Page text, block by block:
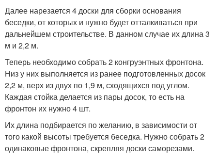
Далее нарезается 4 доски для сборки основания
беседки, от которых и нужно будет отталкиваться при
дальнейшем строительстве. В данном случае их длина 3
м и 2,2 м.
Теперь необходимо собрать 2 конгруэнтных фронтона.
Низ у них выполняется из ранее подготовленных досок
2,2 м, верх из двух по 1,9 м, сходящихся под углом.
Каждая стойка делается из пары досок, то есть на
фронтон их нужно 4 шт.
Их длина подбирается по желанию, в зависимости от
того какой высоты требуется беседка. Нужно собрать 2
одинаковые фронтона, скрепляя доски саморезами.